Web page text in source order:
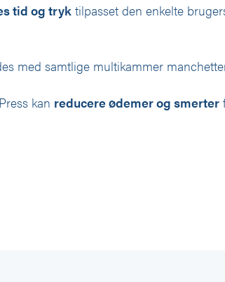
tid og tryk tilpasset den enkelte
med samtlige multikammer
kan reducere ødemer og smerter